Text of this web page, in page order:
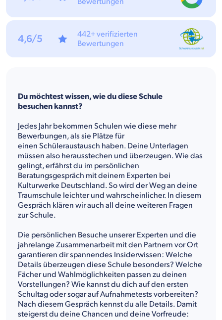
Du möchtest wissen, wie du diese Schule
besuchen kannst?
Jedes Jahr bekommen Schulen wie diese mehr
Bewerbungen, als sie Plätze für
einen Schüleraustausch haben. Deine Unterlagen
müssen also herausstechen und überzeugen. Wie das
gelingt, erfährst du im persönlichen
Beratungsgespräch mit deinem Experten bei
Kulturwerke Deutschland. So wird der Weg an deine
Traumschule leichter und wahrscheinlicher. In diesem
Gespräch klären wir auch all deine weiteren Fragen
zur Schule.
Die persönlichen Besuche unserer Experten und die
jahrelange Zusammenarbeit mit den Partnern vor Ort
garantieren dir spannendes Insiderwissen: Welche
Details überzeugen diese Schule besonders? Welche
Fächer und Wahlmöglichkeiten passen zu deinen
Vorstellungen? Wie kannst du dich auf den ersten
Schultag oder sogar auf Aufnahmetests vorbereiten?
Nach diesem Gespräch kennst du alle Details. Damit
steigerst du deine Chancen und deine Vorfreude:
Bewertungen
4,6/5
442+ verifizierten
Bewertungen